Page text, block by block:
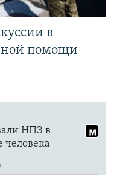
в
помощи